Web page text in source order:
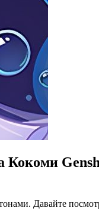
Давайте